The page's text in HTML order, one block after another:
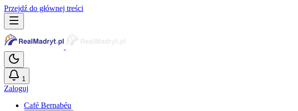
Przejdź do głównej treści
1
Zaloguj
Café Bernabéu